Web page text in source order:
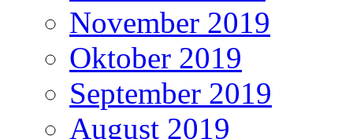
November 2019
Oktober 2019
September 2019
August 2019